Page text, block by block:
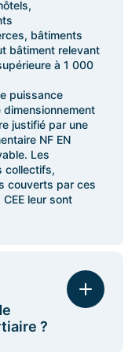
bâtiments
bâtiment relevant
à 1 000
puissance
justifié par une
NF EN
Les
collectifs,
couverts par ces
leur sont
?